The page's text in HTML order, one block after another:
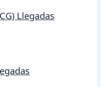
Llegadas